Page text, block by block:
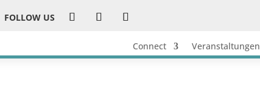
FOLLOW US
Connect Veranstaltungen